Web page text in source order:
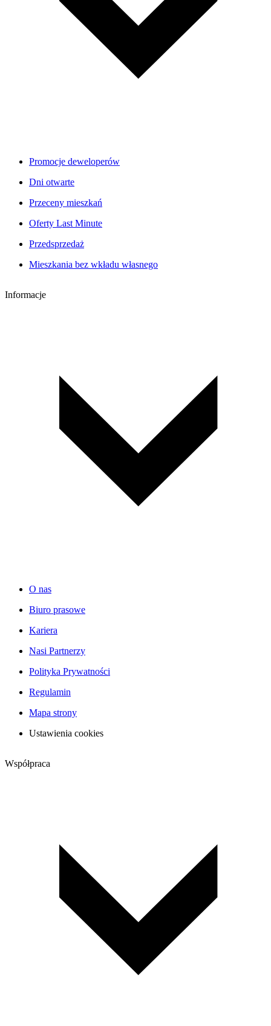
Promocje deweloperów
Dni otwarte
Przeceny mieszkań
Oferty Last Minute
Przedsprzedaż
Mieszkania bez wkładu własnego
Informacje
O nas
Biuro prasowe
Kariera
Nasi Partnerzy
Polityka Prywatności
Regulamin
Mapa strony
Ustawienia cookies
Współpraca